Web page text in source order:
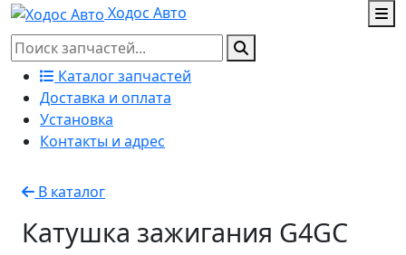
Ходос Авто
Каталог запчастей
Доставка и оплата
Установка
Контакты и адрес
В каталог
Катушка зажигания G4GC